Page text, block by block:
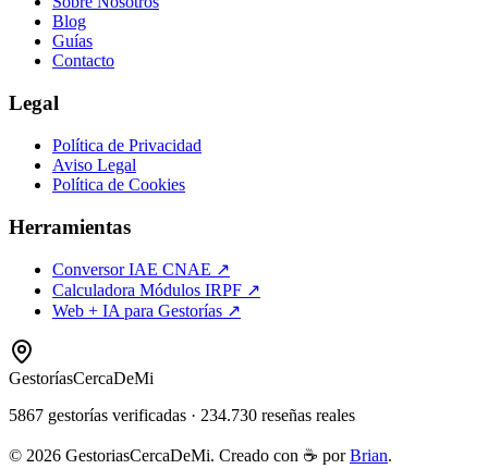
Blog
Guías
Contacto
Legal
Política de Privacidad
Aviso Legal
Política de Cookies
Herramientas
Conversor IAE CNAE ↗
Calculadora Módulos IRPF ↗
Web + IA para Gestorías ↗
GestoríasCercaDeMi
5867 gestorías verificadas · 234.730 reseñas reales
© 2026 GestoriasCercaDeMi. Creado con ☕ por Brian.